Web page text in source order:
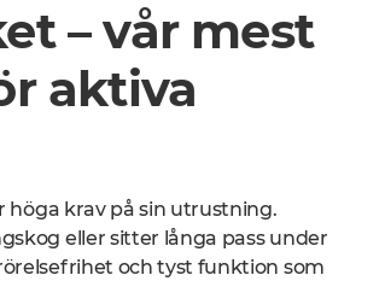
– vår mest
aktiva
höga krav på sin utrustning.
eller sitter långa pass under
och tyst funktion som